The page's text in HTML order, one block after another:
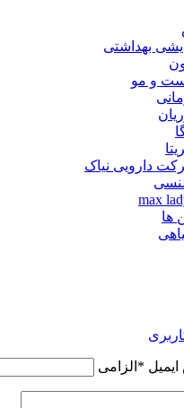
بهداشتی
و مو
دارویی نیاک
ها
* الزامی